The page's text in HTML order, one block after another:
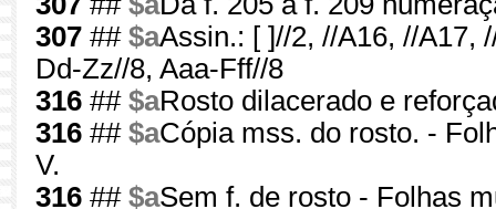
307 ## $aAssin.: [ ]//2, //A16, //A17,
Dd-Zz//8, Aaa-Fff//8
316 ## $aRosto dilacerado e
316 ## $aCópia mss. do rosto. -
V.
316 ## $aSem f. de rosto - Folhas